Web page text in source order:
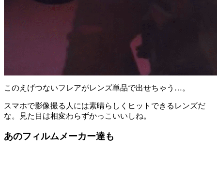
このえげつないフレアがレンズ単品で出せちゃう…。
スマホで影像撮る人には素晴らしくヒットできるレンズだ
な。見た目は相変わらずかっこいいしね。
あのフィルムメーカー達も